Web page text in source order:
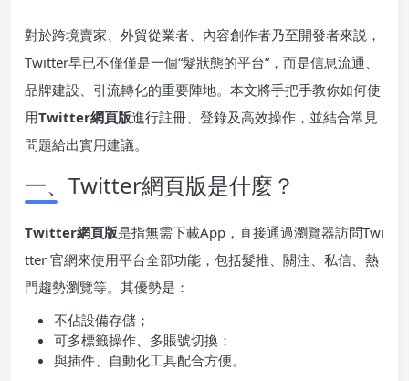
對於跨境賣家、外貿從業者、內容創作者乃至開發者來説，
Twitter早已不僅僅是一個“髮狀態的平台”，而是信息流通、
品牌建設、引流轉化的重要陣地。本文將手把手教你如何使
用Twitter網頁版進行註冊、登錄及高效操作，並結合常見
問題給出實用建議。
一、Twitter網頁版是什麼？
Twitter網頁版是指無需下載App，直接通過瀏覽器訪問Twi
tter 官網來使用平台全部功能，包括髮推、關注、私信、熱
門趨勢瀏覽等。其優勢是：
不佔設備存儲；
可多標籤操作、多賬號切換；
與插件、自動化工具配合方便。